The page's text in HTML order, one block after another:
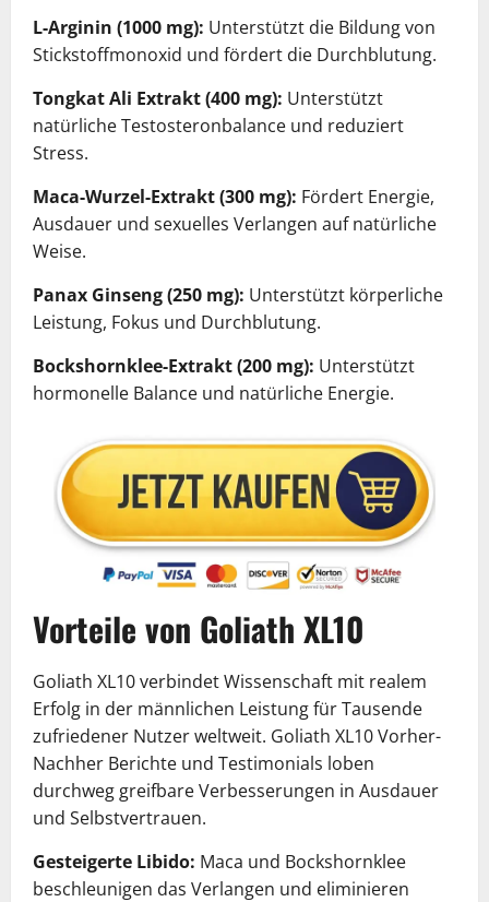
L-Arginin (1000 mg): Unterstützt die Bildung von
Stickstoffmonoxid und fördert die Durchblutung.
Tongkat Ali Extrakt (400 mg): Unterstützt
natürliche Testosteronbalance und reduziert
Stress.
Maca-Wurzel-Extrakt (300 mg): Fördert Energie,
Ausdauer und sexuelles Verlangen auf natürliche
Weise.
Panax Ginseng (250 mg): Unterstützt körperliche
Leistung, Fokus und Durchblutung.
Bockshornklee-Extrakt (200 mg): Unterstützt
hormonelle Balance und natürliche Energie.
Vorteile von Goliath XL10
Goliath XL10 verbindet Wissenschaft mit realem
Erfolg in der männlichen Leistung für Tausende
zufriedener Nutzer weltweit. Goliath XL10 Vorher-
Nachher Berichte und Testimonials loben
durchweg greifbare Verbesserungen in Ausdauer
und Selbstvertrauen.
Gesteigerte Libido: Maca und Bockshornklee
beschleunigen das Verlangen und eliminieren